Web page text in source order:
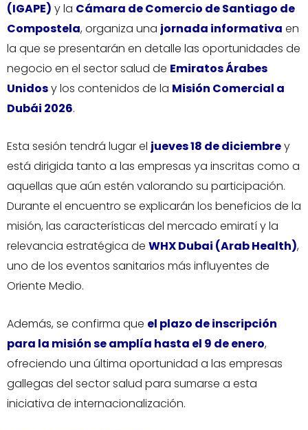
(IGAPE) y la Cámara de Comercio de Santiago de
Compostela, organiza una jornada informativa en
la que se presentarán en detalle las oportunidades de
negocio en el sector salud de Emiratos Árabes
Unidosy los contenidos de la Misión Comercial a
Dubái 2026.
Esta sesión tendrá lugar el jueves 18 de diciembrey
está dirigida tanto a las empresas ya inscritas como a
aquellas que aún estén valorando su participación.
Durante el encuentro se explicarán los beneficios de la
misión, las características del mercado emiratí y la
relevancia estratégica de WHX Dubai (Arab Health),
uno de los eventos sanitarios más influyentes de
Oriente Medio.
Además, se confirma que el plazo de inscripción
para la misión se amplía hasta el 9 de enero,
ofreciendo una última oportunidad a las empresas
gallegas del sector salud para sumarse a esta
iniciativa de internacionalización.